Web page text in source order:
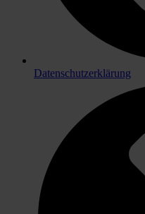
Datenschutzerklärung